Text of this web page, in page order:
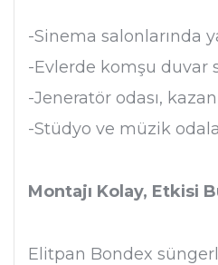
-Sinema salonlarında
-Evlerde komşu duvar
-Jeneratör odası,
-Stüdyo ve müzik
Montajı Kolay, Etkisi
Elitpan Bondex